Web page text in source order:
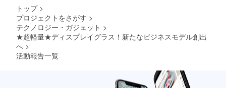
トップ >
プロジェクトをさがす >
テクノロジー・ガジェット >
★超軽量★ディスプレイグラス！新たなビジネスモデル創出
へ >
活動報告一覧